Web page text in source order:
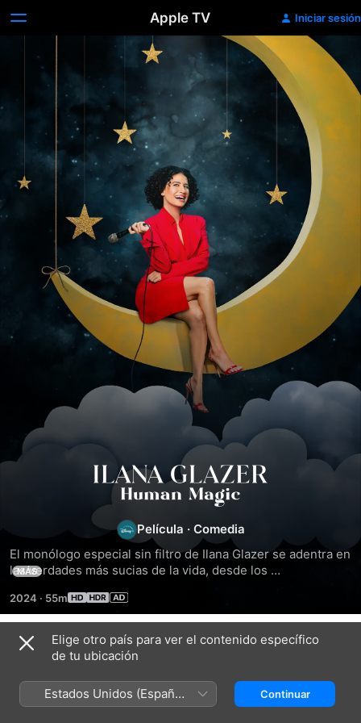
Apple TV Iniciar sesión
Ilana
Glazer:
Human
Magic
Película · Comedia
El monólogo especial sin filtro de Ilana Glazer se adentra en
las verdades más sucias de la vida, desde los
maternidad como madre porrera.
MÁS
2024 · 55m
Títulos relacionados
Glaser:
Impecablemente
Glaser:
Una
Slate:
Una
Elige otro país para ver el contenido específico
de tu ubicación
Estados Unidos (Español
México)
Continuar